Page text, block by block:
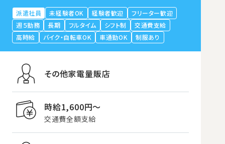
派遣社員 未経験者OK 経験者歓迎
フリーター歓迎
週５勤務
長期 フルタイム シフト制
交通費支給
高時給
バイク・自転車OK 車通勤OK 制服あり
その他家電量販店
時給1,600円〜
交通費全額支給